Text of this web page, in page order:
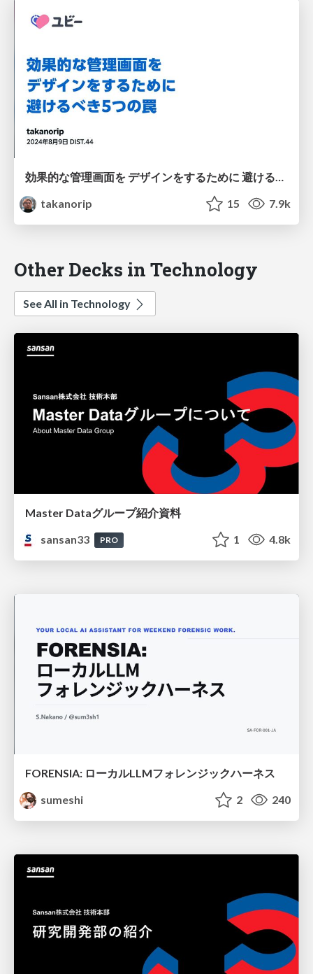
効果的な管理画面を デザインをするために 避けるべき5つの罠
takanorip
15 7.9k
Other Decks in Technology
See All in Technology
Master Dataグループ紹介資料
sansan33
PRO 1 4.8k
FORENSIA: ローカルLLMフォレンジックハーネス
sumeshi
2 240